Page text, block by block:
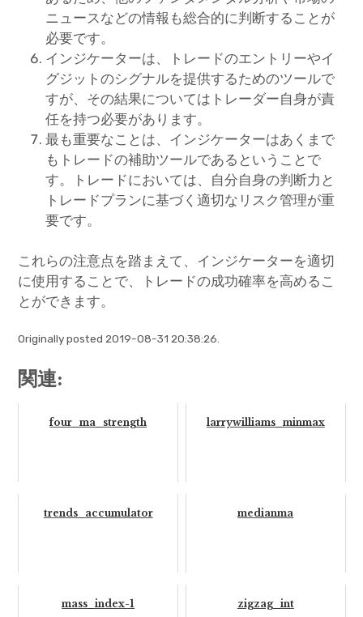
ニュースなどの情報も総合的に判断することが
必要です。
インジケーターは、トレードのエントリーやイ
グジットのシグナルを提供するためのツールで
すが、その結果についてはトレーダー自身が責
任を持つ必要があります。
最も重要なことは、インジケーターはあくまで
もトレードの補助ツールであるということで
す。トレードにおいては、自分自身の判断力と
トレードプランに基づく適切なリスク管理が重
要です。
これらの注意点を踏まえて、インジケーターを適切
に使用することで、トレードの成功確率を高めるこ
とができます。
Originally posted 2019-08-31 20:38:26.
関連:
four_ma_strength larrywilliams_minmax
trends_accumulator medianma
mass_index-1 zigzag_int